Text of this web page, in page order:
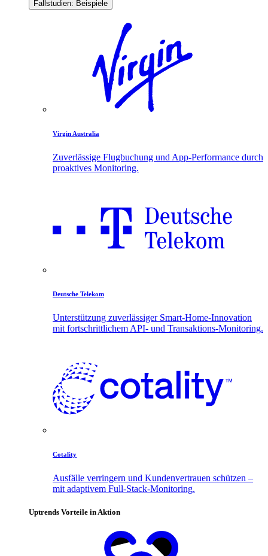
Fallstudien: Beispiele
Virgin Australia
Zuverlässige Flugbuchung und App-Performance durch
proaktives Monitoring.
Deutsche Telekom
Unterstützung zuverlässiger Smart-Home-Innovation
mit fortschrittlichem API- und Transaktions-Monitoring.
Cotality
Ausfälle verringern und Kundenvertrauen schützen –
mit adaptivem Full-Stack-Monitoring.
Uptrends Vorteile in Aktion